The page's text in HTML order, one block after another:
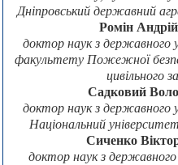
Дніпровський державний
Ромін
доктор наук з державного
факультету Пожежної
цивільного
Садковий
доктор наук з державного
Національний
Сиченко
доктор наук з